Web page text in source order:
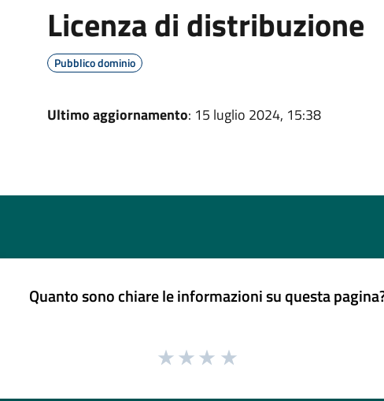
Licenza di distribuzione
Pubblico dominio
Ultimo aggiornamento: 15 luglio 2024, 15:38
Quanto sono chiare le informazioni su questa